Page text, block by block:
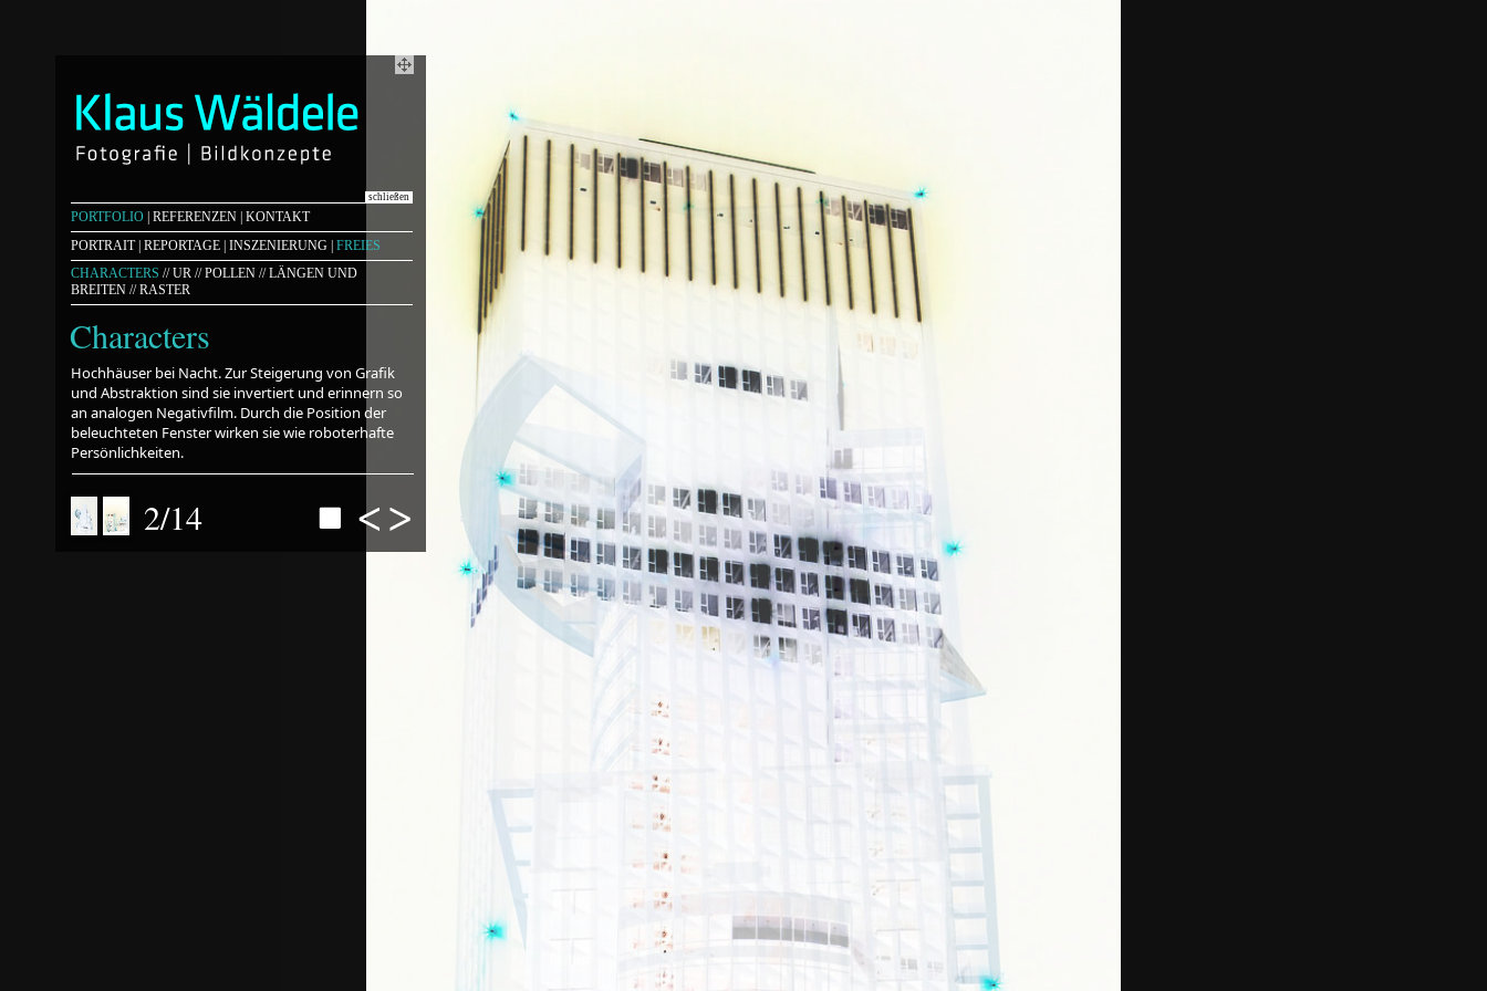
schließen
PORTFOLIO REFERENZEN KONTAKT
PORTRAIT| REPORTAGE INSZENIERUNG FREIES
CHARACTERS //UR //POLLEN //LÄNGEN UND
BREITEN //RASTER
Characters
Hochhäuser bei Nacht. Zur Steigerung von Grafik
und Abstraktion sind sie invertiert und erinnern so
an analogen Negativfilm. Durch die Position der
beleuchteten Fenster wirken sie wie roboterhafte
Persönlichkeiten.
2/14